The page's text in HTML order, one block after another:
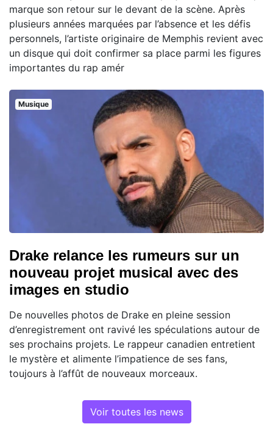
marque son retour sur le devant de la scène. Après
plusieurs années marquées par l’absence et les défis
personnels, l’artiste originaire de Memphis revient avec
un disque qui doit confirmer sa place parmi les figures
importantes du rap amér
Musique
Drake relance les rumeurs sur un
nouveau projet musical avec des
images en studio
De nouvelles photos de Drake en pleine session
d’enregistrement ont ravivé les spéculations autour de
ses prochains projets. Le rappeur canadien entretient
le mystère et alimente l’impatience de ses fans,
toujours à l’affût de nouveaux morceaux.
Voir toutes les news